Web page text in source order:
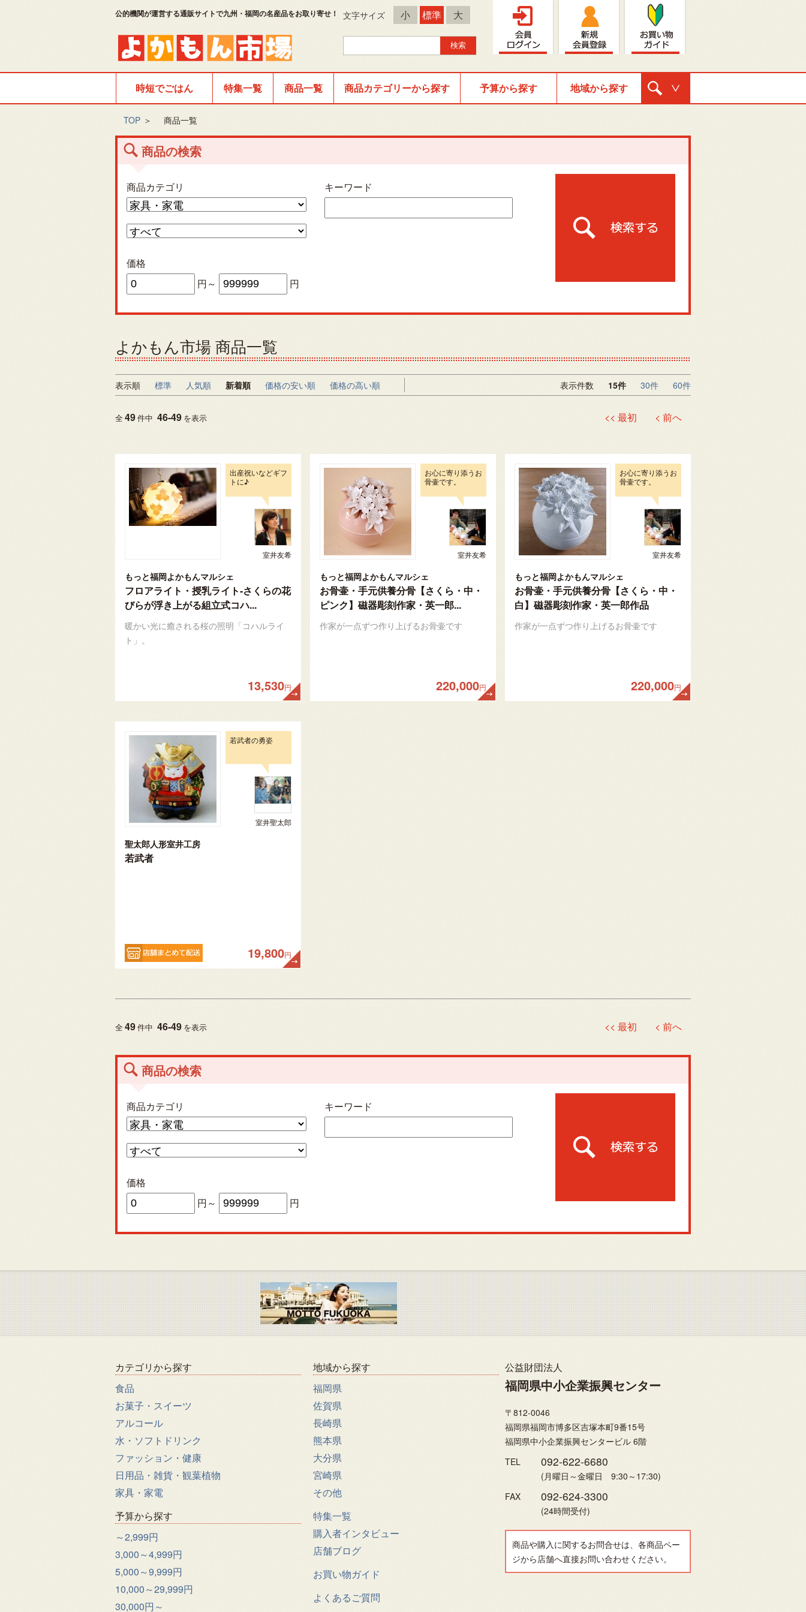
公的機関が運営する通販サイトで九州・福岡の名産品をお取り寄せ！ 文字サイズ 小 標準 大
時短でごはん 特集一覧 商品一覧 商品カテゴリーから探す 予算から探す 地域から探す
TOP ＞ 商品一覧
商品の検索
商品カテゴリ キーワード
価格
円～
円
よかもん市場 商品一覧
表示順 標準 人気順 新着順 価格の安い順 価格の高い順 表示件数 15件 30件 60件
全49件中 46-49 を表示 << 最初 < 前へ
出産祝いなどギフ
トに♪
室井友希
もっと福岡よかもんマルシェ
フロアライト・授乳ライト-さくらの花
びらが浮き上がる組立式コハ...
暖かい光に癒される桜の照明「コハルライ
ト」。
13,530円
お心に寄り添うお
骨壷です。
室井友希
もっと福岡よかもんマルシェ
お骨壷・手元供養分骨【さくら・中・
ピンク】磁器彫刻作家・英一郎...
作家が一点ずつ作り上げるお骨壷です
220,000円
お心に寄り添うお
骨壷です。
室井友希
もっと福岡よかもんマルシェ
お骨壷・手元供養分骨【さくら・中・
白】磁器彫刻作家・英一郎作品
作家が一点ずつ作り上げるお骨壷です
220,000円
若武者の勇姿
室井聖太郎
聖太郎人形室井工房
若武者
19,800円
全49件中 46-49 を表示 << 最初 < 前へ
商品の検索
商品カテゴリ キーワード
価格
円～
円
カテゴリから探す
食品
お菓子・スイーツ
アルコール
水・ソフトドリンク
ファッション・健康
日用品・雑貨・観葉植物
家具・家電
予算から探す
～2,999円
3,000～4,999円
5,000～9,999円
10,000～29,999円
30,000円～
地域から探す
福岡県
佐賀県
長崎県
熊本県
大分県
宮崎県
その他
特集一覧
購入者インタビュー
店舗ブログ
お買い物ガイド
よくあるご質問
公益財団法人
福岡県中小企業振興センター
〒812-0046
福岡県福岡市博多区吉塚本町9番15号
福岡県中小企業振興センタービル 6階
TEL
092-622-6680
(月曜日～金曜日 9:30～17:30)
FAX
092-624-3300
(24時間受付)
商品や購入に関するお問合せは、各商品ペー
ジから店舗へ直接お問い合わせください。